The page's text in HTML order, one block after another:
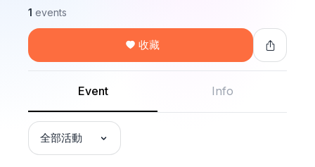
1 events
收藏
Event Info
全部活動